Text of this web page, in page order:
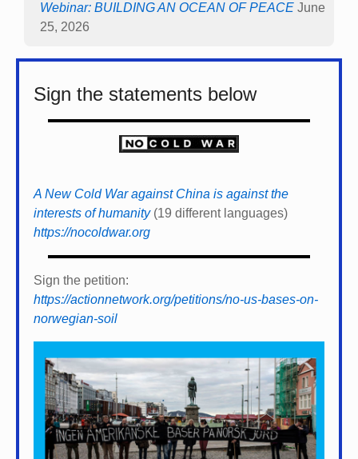
Webinar: BUILDING AN OCEAN OF PEACE June
25, 2026
Sign the statements below
A New Cold War against China is against the
interests of humanity(19 different languages)
https://nocoldwar.org
Sign the petition:
https://actionnetwork.org/petitions/no-us-bases-on-
norwegian-soil